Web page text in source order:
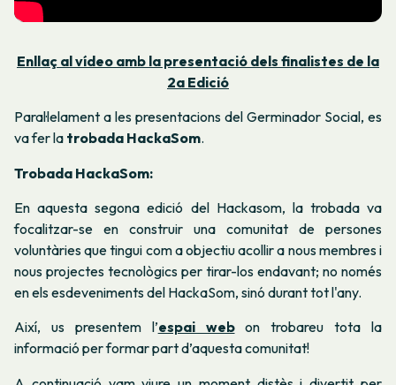
Enllaç al vídeo amb la presentació dels finalistes de la
2a Edició
Paral·lelament a les presentacions del Germinador Social, es
va fer la trobada HackaSom.
Trobada HackaSom:
En aquesta segona edició del Hackasom, la trobada va
focalitzar-se en construir una comunitat de persones
voluntàries que tingui com a objectiu acollir a nous membres i
nous projectes tecnològics per tirar-los endavant; no només
en els esdeveniments del HackaSom, sinó durant tot l'any.
Així, us presentem l’espai webon trobareu tota la
informació per formar part d’aquesta comunitat!